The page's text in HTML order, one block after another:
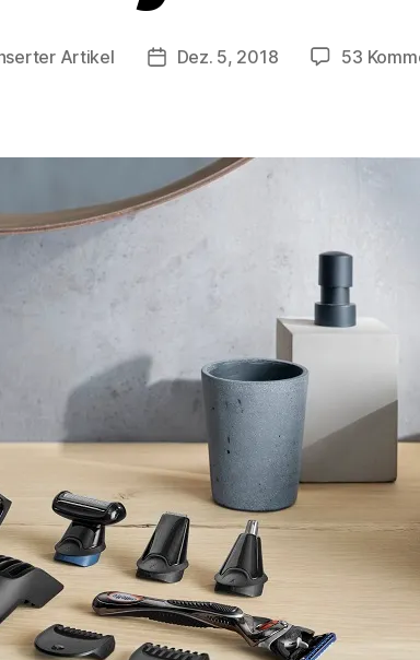
Artikel Veröffentlichungsdatum
Dez. 5, 2018 53